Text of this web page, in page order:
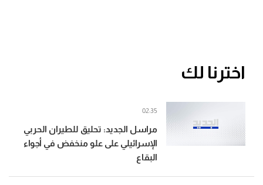
اخترنا لك
مراسل الجديد: تحليق للطيران الحربي
الإسرائيلي على علو منخفض في أجواء
البقاع
02:35